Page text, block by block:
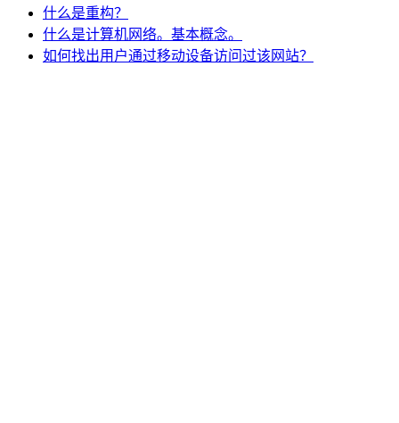
什么是重构？
什么是计算机网络。基本概念。
如何找出用户通过移动设备访问过该网站？